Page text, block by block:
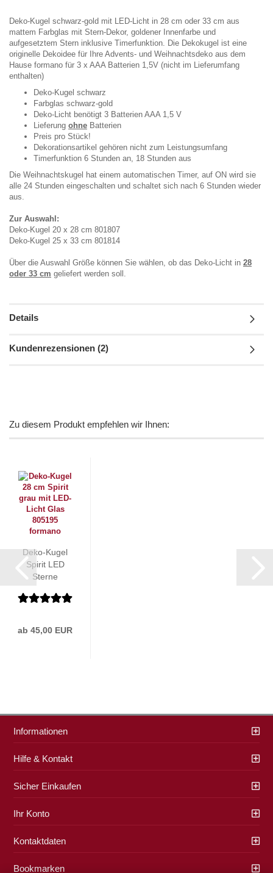
Deko-Kugel schwarz-gold mit LED-Licht in 28 cm oder 33 cm aus
mattem Farbglas mit Stern-Dekor, goldener Innenfarbe und
aufgesetztem Stern inklusive Timerfunktion. Die Dekokugel ist eine
originelle Dekoidee für Ihre Advents- und Weihnachtsdeko aus dem
Hause formano für 3 x AAA Batterien 1,5V (nicht im Lieferumfang
enthalten)
Deko-Kugel schwarz
Farbglas schwarz-gold
Deko-Licht benötigt 3 Batterien AAA 1,5 V
Lieferung ohne Batterien
Preis pro Stück!
Dekorationsartikel gehören nicht zum Leistungsumfang
Timerfunktion 6 Stunden an, 18 Stunden aus
Die Weihnachtskugel hat einem automatischen Timer, auf ON wird sie
alle 24 Stunden eingeschalten und schaltet sich nach 6 Stunden wieder
aus.
Zur Auswahl:
Deko-Kugel 20 x 28 cm 801807
Deko-Kugel 25 x 33 cm 801814
Über die Auswahl Größe können Sie wählen, ob das Deko-Licht in 28
oder 33 cm geliefert werden soll.
Details
Kundenrezensionen (2)
Zu diesem Produkt empfehlen wir Ihnen:
Deko-Kugel
Spirit LED
Sterne
ab 45,00 EUR
Informationen
Hilfe & Kontakt
Sicher Einkaufen
Ihr Konto
Kontaktdaten
Bookmarken